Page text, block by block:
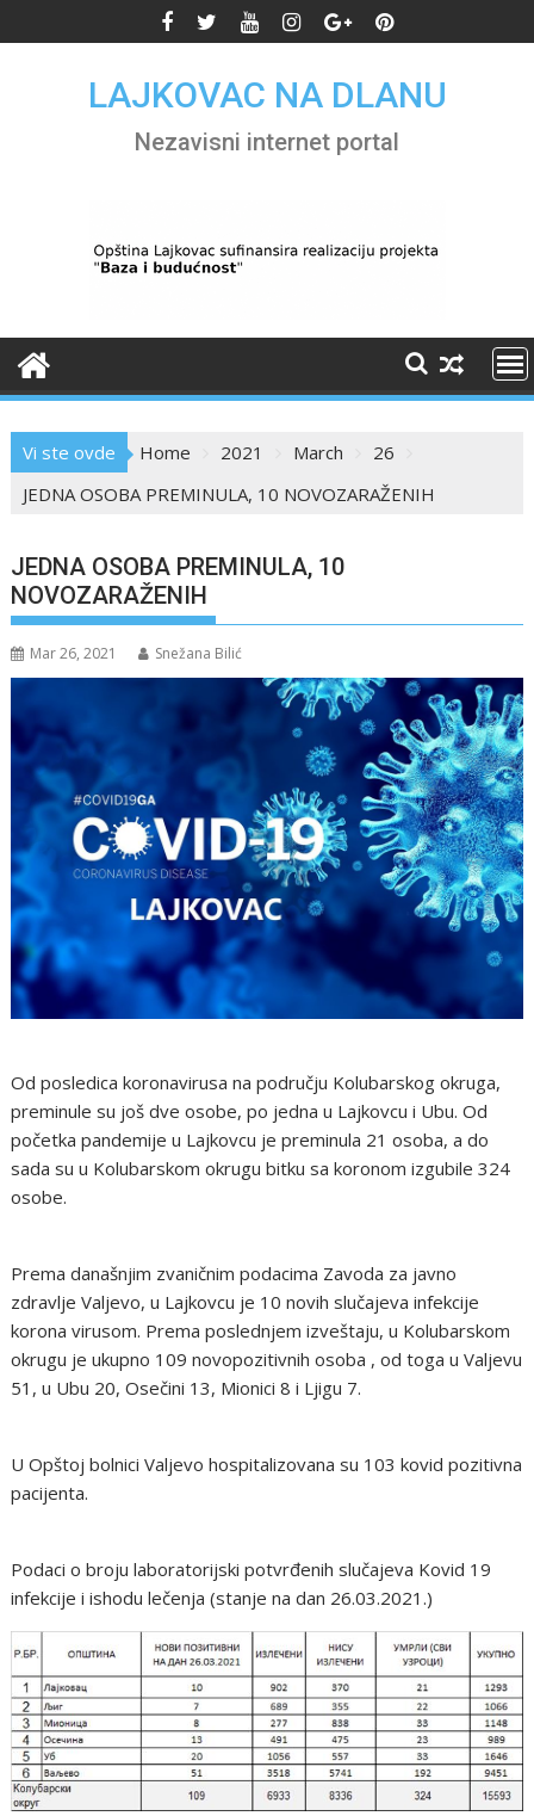
to
LAJKOVAC NA DLANU
Nezavisni internet portal
Vi ste ovde Home 2021 March
26
JEDNA OSOBA PREMINULA, 10 NOVOZARAŽENIH
JEDNA OSOBA PREMINULA, 10
NOVOZARAŽENIH
Mar 26, 2021 Snežana Bilić
Od posledica koronavirusa na području Kolubarskog okruga,
preminule su još dve osobe, po jedna u Lajkovcu i Ubu. Od
početka pandemije u Lajkovcu je preminula 21 osoba, a do
sada su u Kolubarskom okrugu bitku sa koronom izgubile 324
osobe.
Prema današnjim zvaničnim podacima Zavoda za javno
zdravlje Valjevo, u Lajkovcu je 10 novih slučajeva infekcije
korona virusom. Prema poslednjem izveštaju, u Kolubarskom
okrugu je ukupno 109 novopozitivnih osoba , od toga u Valjevu
51, u Ubu 20, Osečini 13, Mionici 8 i Ljigu 7.
U Opštoj bolnici Valjevo hospitalizovana su 103 kovid pozitivna
pacijenta.
Podaci o broju laboratorijski potvrđenih slučajeva Kovid 19
infekcije i ishodu lečenja (stanje na dan 26.03.2021.)